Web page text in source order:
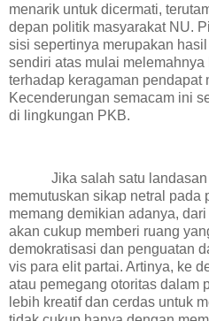
menarik untuk dicermati,
depan politik masyarakat NU.
sisi sepertinya merupakan
sendiri atas mulai melemahnya
terhadap keragaman pendapat
Kecenderungan semacam ini
di lingkungan PKB.
Jika salah satu
memutuskan sikap netral pada
memang demikian adanya,
akan cukup memberi ruang
demokratisasi dan penguatan
vis para elit partai. Artinya, ke
atau pemegang otoritas dalam
lebih kreatif dan cerdas untuk